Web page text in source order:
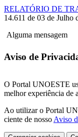
RELATÓRIO DE
14.611 de 03 de Julho
Alguma mensagem
Aviso de
O Portal UNOESTE
melhor experiência de
Ao utilizar o Portal
ciente de nosso Aviso